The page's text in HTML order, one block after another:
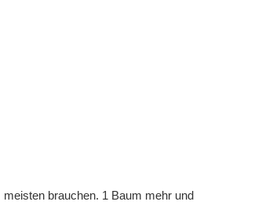
brauchen. 1 Baum mehr und